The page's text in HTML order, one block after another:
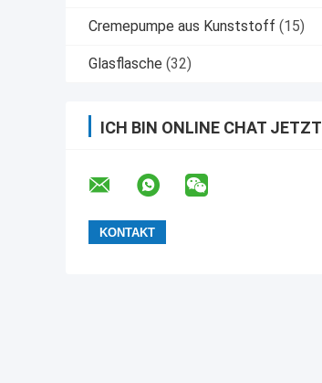
Cremepumpe aus Kunststoff (15)
Glasflasche (32)
ICH BIN ONLINE CHAT JETZT